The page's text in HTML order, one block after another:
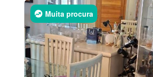
Muita procura